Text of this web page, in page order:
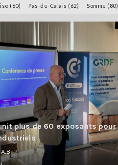
(60) Pas-de-Calais (62) Somme (80)
plus de 60 exposants pour
A.B